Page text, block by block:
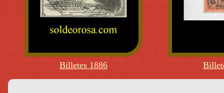
Billetes 1886